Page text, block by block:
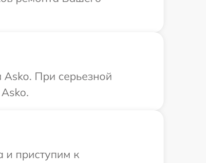
При серьезной
и приступим к